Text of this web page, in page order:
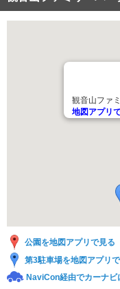
観音山ファ
地図アプリ
公園を地図アプリで見る
第3駐車場を地図アプリ
NaviCon経由でカーナビ